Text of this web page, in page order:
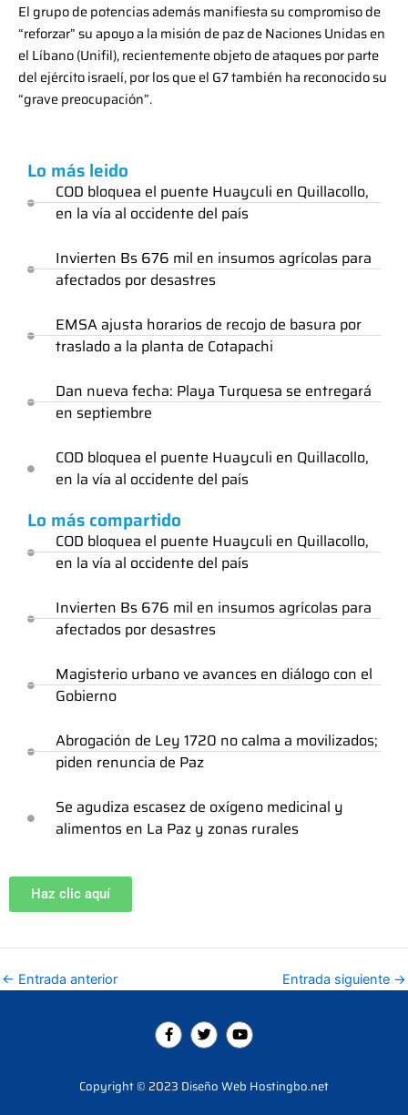
El grupo de potencias además manifiesta su compromiso de
“reforzar” su apoyo a la misión de paz de Naciones Unidas en
el Líbano (Unifil), recientemente objeto de ataques por parte
del ejército israelí, por los que el G7 también ha reconocido su
“grave preocupación”.
Lo más leido
COD bloquea el puente Huayculi en Quillacollo,
en la vía al occidente del país
Invierten Bs 676 mil en insumos agrícolas para
afectados por desastres
EMSA ajusta horarios de recojo de basura por
traslado a la planta de Cotapachi
Dan nueva fecha: Playa Turquesa se entregará
en septiembre
COD bloquea el puente Huayculi en Quillacollo,
en la vía al occidente del país
Lo más compartido
COD bloquea el puente Huayculi en Quillacollo,
en la vía al occidente del país
Invierten Bs 676 mil en insumos agrícolas para
afectados por desastres
Magisterio urbano ve avances en diálogo con el
Gobierno
Abrogación de Ley 1720 no calma a movilizados;
piden renuncia de Paz
Se agudiza escasez de oxígeno medicinal y
alimentos en La Paz y zonas rurales
Haz clic aquí
← Entrada anterior Entrada siguiente →
F
a
c
b
o
T
w
i
t
e
Y
o
u
u
b
Copyright © 2023 Diseño Web Hostingbo.net